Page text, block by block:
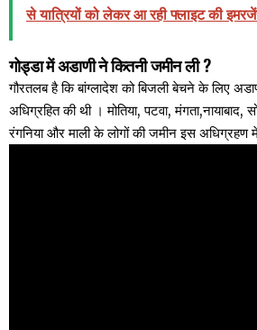
से यात्रियों को लेकर आ रही फ्लाइट की
गोड्डा में अडाणी ने कितनी जमीन ली ?
गौरतलब है कि बांग्लादेश को बिजली बेचने के लिए
अधिग्रहित की थी । मोतिया, पटवा, मंगता,नायाबाद,
रंगनिया और माली के लोगों की जमीन इस अधिग्रहण